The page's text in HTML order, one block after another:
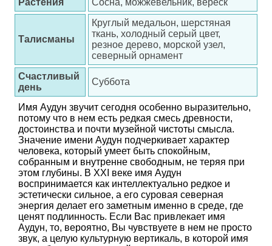
Растения Сосна, можжевельник, вереск
Талисманы
Круглый медальон, шерстяная
ткань, холодный серый цвет,
резное дерево, морской узел,
северный орнамент
Счастливый
день
Суббота
Имя Аудун звучит сегодня особенно выразительно,
потому что в нем есть редкая смесь древности,
достоинства и почти музейной чистоты смысла.
Значение имени Аудун подчеркивает характер
человека, который умеет быть спокойным,
собранным и внутренне свободным, не теряя при
этом глубины. В XXI веке имя Аудун
воспринимается как интеллектуально редкое и
эстетически сильное, а его суровая северная
энергия делает его заметным именно в среде, где
ценят подлинность. Если Вас привлекает имя
Аудун, то, вероятно, Вы чувствуете в нем не просто
звук, а целую культурную вертикаль, в которой имя